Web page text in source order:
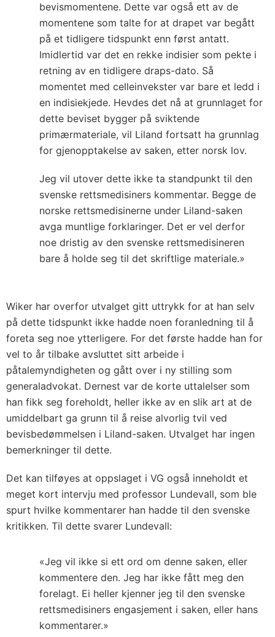
bevismomentene. Dette var også ett av de
momentene som talte for at drapet var begått
på et tidligere tidspunkt enn først antatt.
Imidlertid var det en rekke indisier som pekte i
retning av en tidligere draps-dato. Så
momentet med celleinvekster var bare et ledd i
en indisiekjede. Hevdes det nå at grunnlaget for
dette beviset bygger på sviktende
primærmateriale, vil Liland fortsatt ha grunnlag
for gjenopptakelse av saken, etter norsk lov.
Jeg vil utover dette ikke ta standpunkt til den
svenske rettsmedisiners kommentar. Begge de
norske rettsmedisinerne under Liland-saken
avga muntlige forklaringer. Det er vel derfor
noe dristig av den svenske rettsmedisineren
bare å holde seg til det skriftlige materiale.»
Wiker har overfor utvalget gitt uttrykk for at han selv
på dette tidspunkt ikke hadde noen foranledning til å
foreta seg noe ytterligere. For det første hadde han for
vel to år tilbake avsluttet sitt arbeide i
påtalemyndigheten og gått over i ny stilling som
generaladvokat. Dernest var de korte uttalelser som
han fikk seg foreholdt, heller ikke av en slik art at de
umiddelbart ga grunn til å reise alvorlig tvil ved
bevisbedømmelsen i Liland-saken. Utvalget har ingen
bemerkninger til dette.
Det kan tilføyes at oppslaget i VG også inneholdt et
meget kort intervju med professor Lundevall, som ble
spurt hvilke kommentarer han hadde til den svenske
kritikken. Til dette svarer Lundevall:
«Jeg vil ikke si ett ord om denne saken, eller
kommentere den. Jeg har ikke fått meg den
forelagt. Ei heller kjenner jeg til den svenske
rettsmedisiners engasjement i saken, eller hans
kommentarer.»